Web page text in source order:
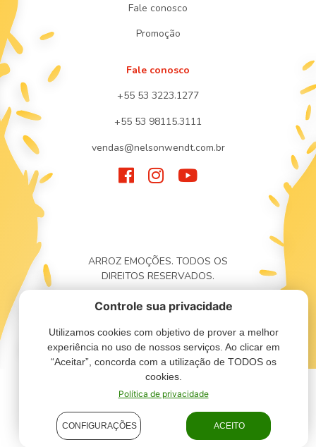
Fale conosco
Promoção
Fale conosco
+55 53 3223.1277
+55 53 98115.3111
vendas@nelsonwendt.com.br
ARROZ EMOÇÕES. TODOS OS
DIREITOS RESERVADOS.
Controle sua privacidade
Utilizamos cookies com objetivo de prover a melhor
experiência no uso de nossos serviços. Ao clicar em
“Aceitar”, concorda com a utilização de TODOS os
cookies.
Política de privacidade
CONFIGURAÇÕES ACEITO